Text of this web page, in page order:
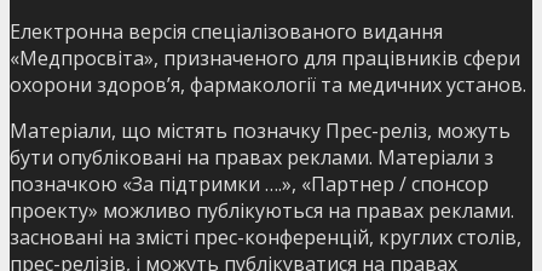
Електронна версія спеціалізованого видання
«Медпросвіта», призначеного для працівників сфери
охорони здоров’я, фармакології та медичних установ.
Матеріали, що містять позначку Прес-реліз, можуть
бути опубліковані на правах реклами. Матеріали з
позначкою «За підтримки ….», «Партнер / спонсор
проекту» можливо публікуються на правах реклами.
засновані на змісті прес-конференцій, круглих столів,
прес-релізів, і можуть публікуватися на правах